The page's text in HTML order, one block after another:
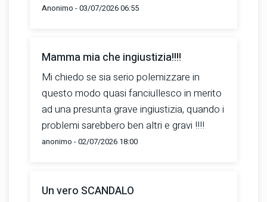
Anonimo - 03/07/2026 06:55
Mamma mia che ingiustizia!!!!
Mi chiedo se sia serio polemizzare in
questo modo quasi fanciullesco in merito
ad una presunta grave ingiustizia, quando i
problemi sarebbero ben altri e gravi !!!!
anonimo - 02/07/2026 18:00
Un vero SCANDALO